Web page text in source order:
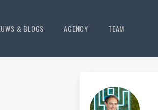
& BLOGS AGENCY TEAM